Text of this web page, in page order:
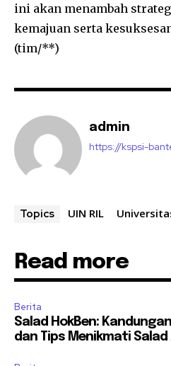
ini akan menambah
kemajuan serta
(tim/**)
admin
https://kspsi-
Topics UIN RIL
Read more
Berita
Salad HokBen:
dan Tips Menikmati